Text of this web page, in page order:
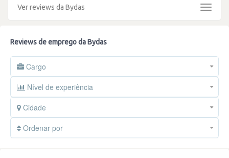
Ver reviews da Bydas
Toggle
Reviews de emprego da Bydas
Cargo
Nível de experiência
Cidade
Ordenar por